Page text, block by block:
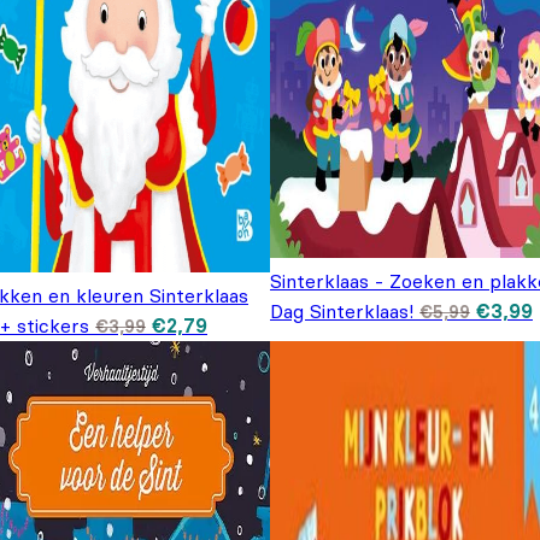
en kleuren Sinterklaas
stickers €3,99 Oorspronkelijke prijs was: €3,99.
€2,79Huidige prijs is: €2,79.
Sinterklaas - Zoeken en
Dag Sinterklaas! €5,99 prijs
€5,99.
€3,99